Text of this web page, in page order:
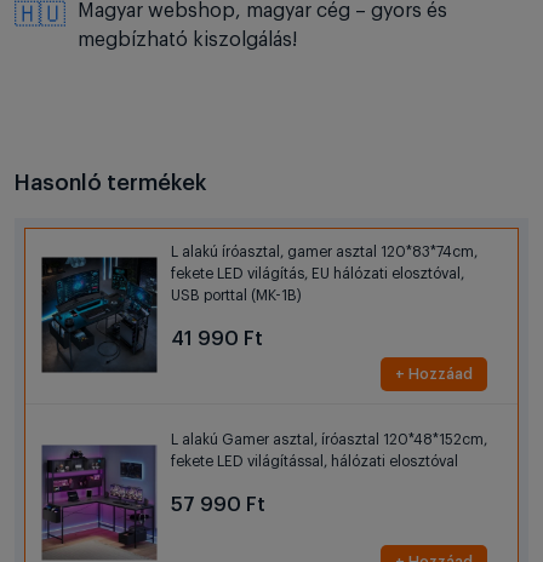
🇭🇺
Magyar webshop, magyar cég – gyors és
megbízható kiszolgálás!
Hasonló termékek
L alakú íróasztal, gamer asztal 120*83*74cm,
fekete LED világítás, EU hálózati elosztóval,
USB porttal (MK-1B)
41 990 Ft
+ Hozzáad
L alakú Gamer asztal, íróasztal 120*48*152cm,
fekete LED világítással, hálózati elosztóval
57 990 Ft